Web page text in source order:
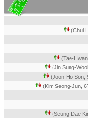
(Chul
(Tae-
(Jin Sung-
(Joon-Ho Son,
(Kim Seong-Jun,
(Seung-Dae